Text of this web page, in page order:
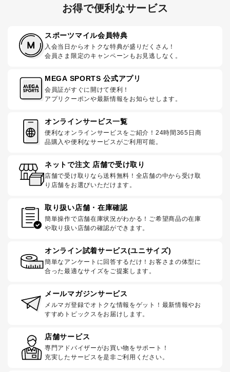
お得で便利なサービス
スポーツマイル会員特典
入会当日からオトクな特典が盛りだくさん！
会員さま限定のキャンペーンもお見逃しなく。
MEGA SPORTS 公式アプリ
会員証がすぐに開けて便利！
アプリクーポンや最新情報をお知らせします。
オンラインサービス一覧
便利なオンラインサービスをご紹介！24時間365日商
品購入や便利なサービスがご利用可能。
ネットで注文 店舗で受け取り
店舗で受け取りなら送料無料！全店舗の中から受け取
り店舗をお選びいただけます。
取り扱い店舗・在庫確認
簡単操作で店舗在庫状況がわかる！ご希望商品の在庫
や取り扱い店舗の確認ができます。
オンライン試着サービス(ユニサイズ)
簡単なアンケートに回答するだけ！お客さまの体型に
合った最適なサイズをご提案します。
メールマガジンサービス
メルマガ登録でオトクな情報をゲット！最新情報やお
すすめトピックスをお届けします。
店舗サービス
専門アドバイザーがお買い物をサポート！
充実したサービスを是非ご利用ください。